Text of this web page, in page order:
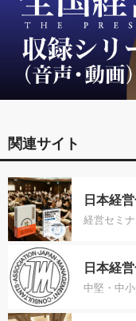
関連サイト
日本経
経営セミ
日本経
中堅・中